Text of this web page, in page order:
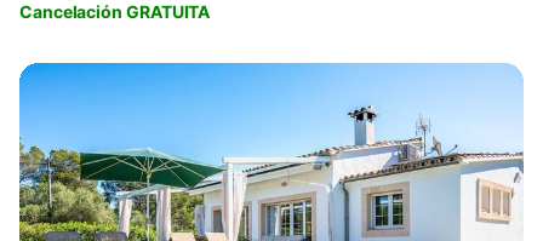
Cancelación GRATUITA